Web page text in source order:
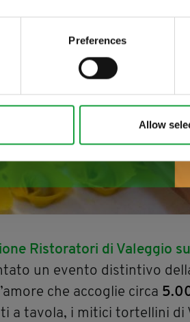
Preferences
Allow
Ristoratori di Valeggio
un evento distintivo
che accoglie circa
a tavola, i mitici tortellini di
food.